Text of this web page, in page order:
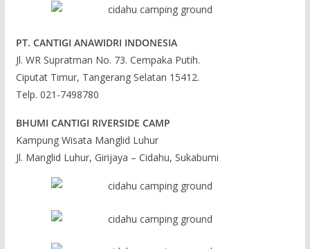
PT. CANTIGI ANAWIDRI INDONESIA
Jl. WR Supratman No. 73. Cempaka Putih.
Ciputat Timur, Tangerang Selatan 15412.
Telp. 021-7498780
BHUMI CANTIGI RIVERSIDE CAMP
Kampung Wisata Manglid Luhur
Jl. Manglid Luhur, Girijaya – Cidahu, Sukabumi